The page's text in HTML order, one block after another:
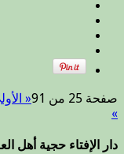
صفحة 25 من 91 «
»
دار الإفتاء حجية أهل